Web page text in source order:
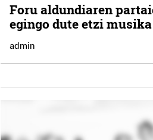
Foru aldundiaren
egingo dute etzi
admin